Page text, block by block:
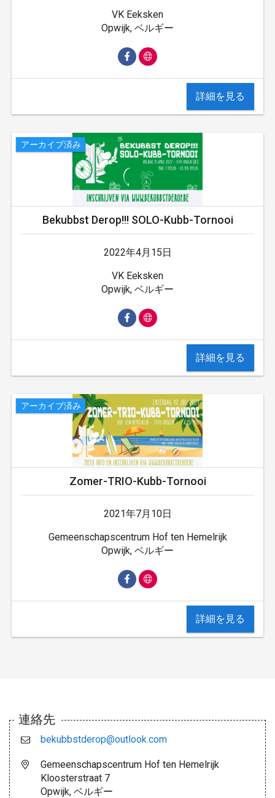
VK Eeksken
Opwijk, ベルギー
詳細を見る
アーカイブ済み
Bekubbst Derop!!! SOLO-Kubb-Tornooi
2022年4月15日
VK Eeksken
Opwijk, ベルギー
詳細を見る
アーカイブ済み
Zomer-TRIO-Kubb-Tornooi
2021年7月10日
Gemeenschapscentrum Hof ten Hemelrijk
Opwijk, ベルギー
詳細を見る
連絡先
bekubbstderop@outlook.com
Gemeenschapscentrum Hof ten Hemelrijk
Kloosterstraat 7
Opwijk, ベルギー